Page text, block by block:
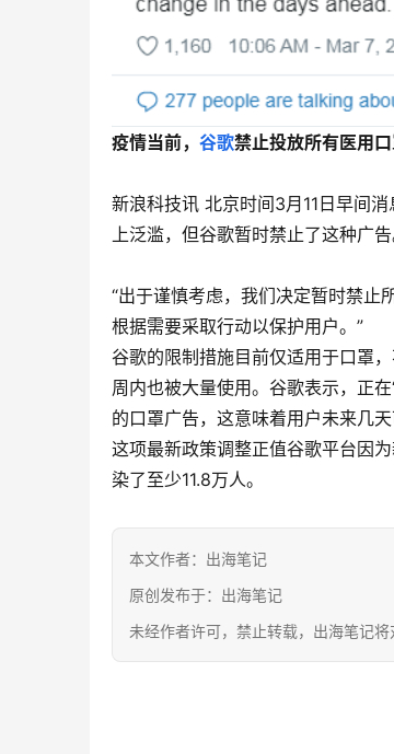
疫情当前， 谷歌禁止投放所有医用
新浪科技讯 北京时间3月11日早间
上泛滥，但谷歌暂时禁止了这种广告
“出于谨慎考虑，我们决定暂时禁止
根据需要采取行动以保护用户。”
谷歌的限制措施目前仅适用于口罩
周内也被大量使用。谷歌表示，正
的口罩广告，这意味着用户未来几
这项最新政策调整正值谷歌平台因
染了至少11.8万人。
本文作者：出海笔记
原创发布于：出海笔记
未经作者许可，禁止转载，出海笔记将